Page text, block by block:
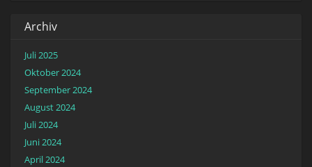
Archiv
Juli 2025
Oktober 2024
September 2024
August 2024
Juli 2024
Juni 2024
April 2024